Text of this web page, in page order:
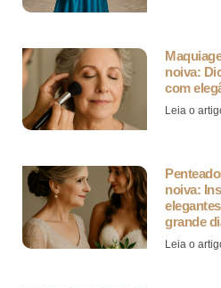
noiva:
com
Leia o
noiva:
grande
Leia o